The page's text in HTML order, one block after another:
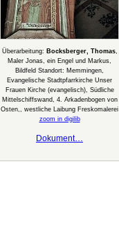
Überarbeitung: Bocksberger, Thomas,
Maler Jonas, ein Engel und Markus,
Bildfeld Standort: Memmingen,
Evangelische Stadtpfarrkirche Unser
Frauen Kirche (evangelisch), Südliche
Mittelschiffswand, 4. Arkadenbogen von
Osten,, westliche Laibung Freskomalerei
zoom in digilib
Dokument…